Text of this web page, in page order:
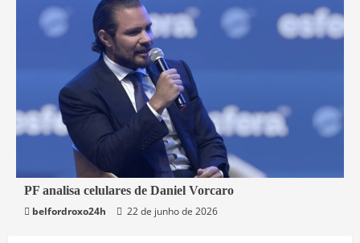
3 min read
Brasil
PF analisa celulares de Daniel Vorcaro
belfordroxo24h
22 de junho de 2026